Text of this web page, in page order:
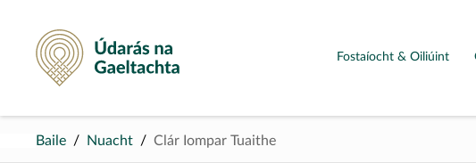
Údarás na Gaeltachta
Fostaíocht & Oiliúint
Baile Nuacht Clár Iompar Tuaithe